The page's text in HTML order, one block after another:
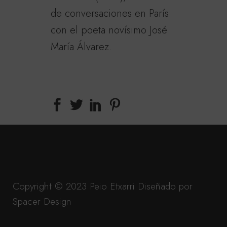
de conversaciones en París
con el poeta novísimo José
María Álvarez.
Copyright © 2023 Peio Etxarri Diseñado por
Spacer Design